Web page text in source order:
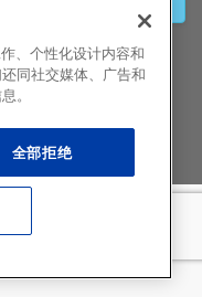
法律声明
、个性化设计内容和
同社交媒体、广告和
。
全部拒绝